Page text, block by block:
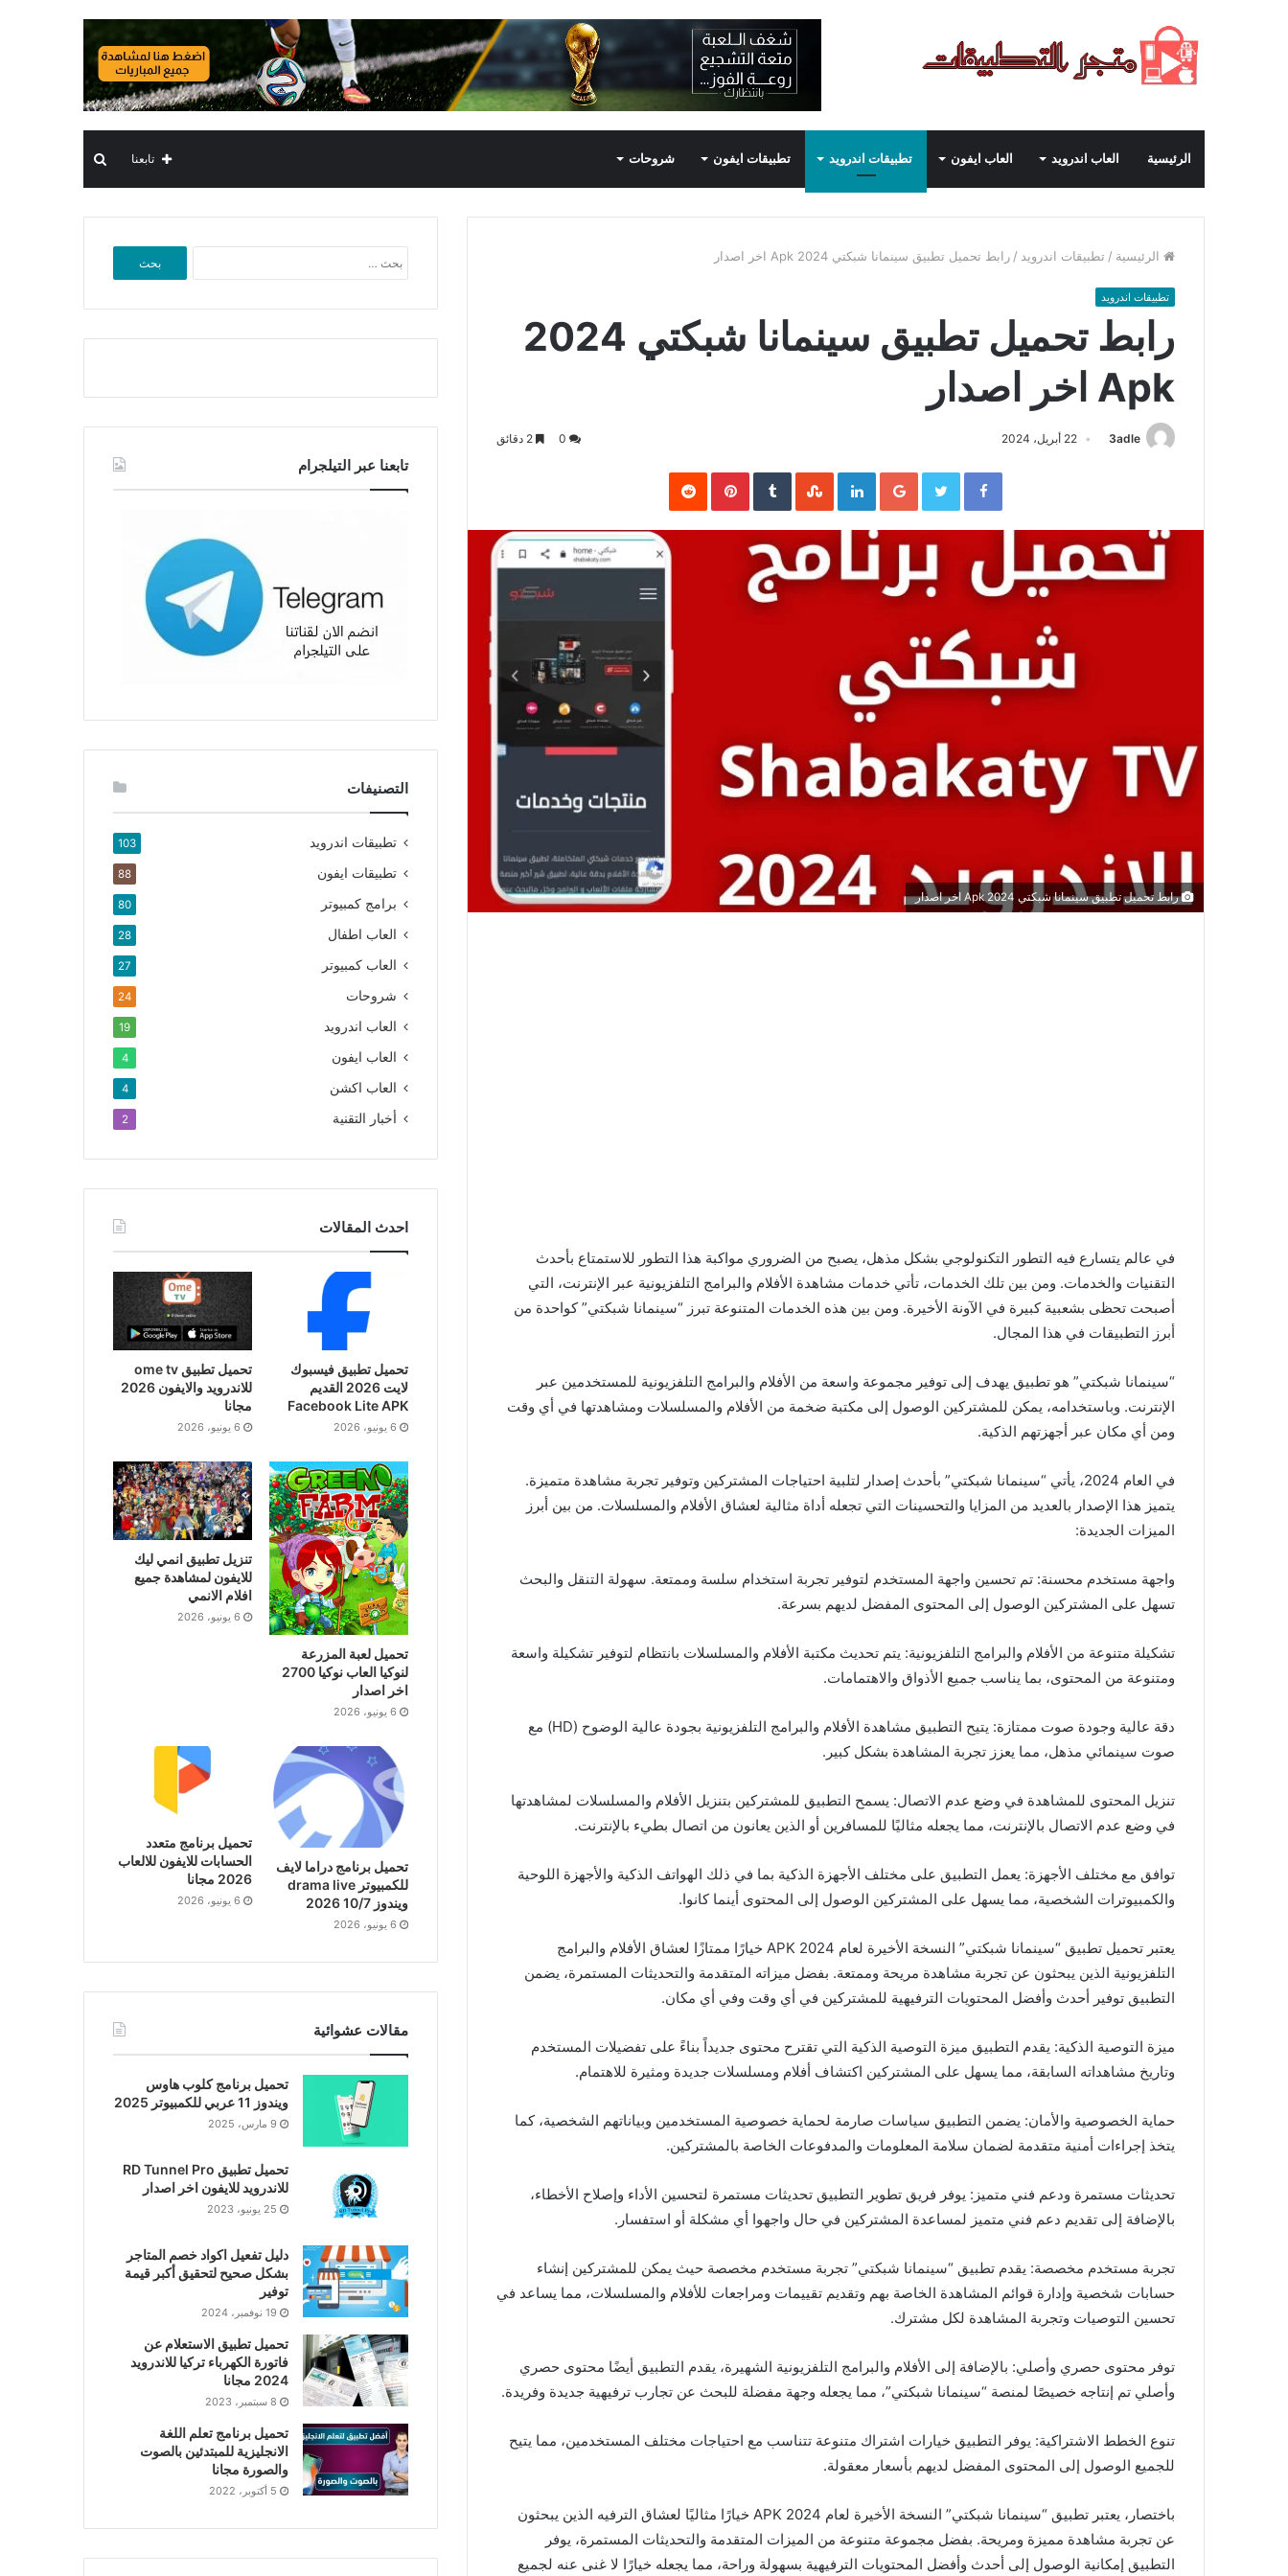
الرئيسية العاب اندرويد العاب ايفون تطبيقات اندرويد تطبيقات ايفون شروحات بحث
عن
تابعنا
الرئيسية / تطبيقات اندرويد / رابط تحميل تطبيق سينمانا شبكتي 2024 Apk اخر اصدار
تطبيقات اندرويد
رابط تحميل تطبيق سينمانا شبكتي 2024
Apk اخر اصدار
3adle 22 أبريل، 2024
Facebook
Twitter
Google+
LinkedIn
Pinterest
رابط تحميل تطبيق سينمانا شبكتي 2024 Apk اخر اصدار
في عالم يتسارع فيه التطور التكنولوجي بشكل مذهل، يصبح من الضروري مواكبة هذا التطور للاستمتاع بأحدث
التقنيات والخدمات. ومن بين تلك الخدمات، تأتي خدمات مشاهدة الأفلام والبرامج التلفزيونية عبر الإنترنت، التي
أصبحت تحظى بشعبية كبيرة في الآونة الأخيرة. ومن بين هذه الخدمات المتنوعة تبرز “سينمانا شبكتي” كواحدة من
أبرز التطبيقات في هذا المجال.
“سينمانا شبكتي” هو تطبيق يهدف إلى توفير مجموعة واسعة من الأفلام والبرامج التلفزيونية للمستخدمين عبر
الإنترنت. وباستخدامه، يمكن للمشتركين الوصول إلى مكتبة ضخمة من الأفلام والمسلسلات ومشاهدتها في أي وقت
ومن أي مكان عبر أجهزتهم الذكية.
في العام 2024، يأتي “سينمانا شبكتي” بأحدث إصدار لتلبية احتياجات المشتركين وتوفير تجربة مشاهدة متميزة.
يتميز هذا الإصدار بالعديد من المزايا والتحسينات التي تجعله أداة مثالية لعشاق الأفلام والمسلسلات. من بين أبرز
الميزات الجديدة:
واجهة مستخدم محسنة: تم تحسين واجهة المستخدم لتوفير تجربة استخدام سلسة وممتعة. سهولة التنقل والبحث
تسهل على المشتركين الوصول إلى المحتوى المفضل لديهم بسرعة.
تشكيلة متنوعة من الأفلام والبرامج التلفزيونية: يتم تحديث مكتبة الأفلام والمسلسلات بانتظام لتوفير تشكيلة واسعة
ومتنوعة من المحتوى، بما يناسب جميع الأذواق والاهتمامات.
دقة عالية وجودة صوت ممتازة: يتيح التطبيق مشاهدة الأفلام والبرامج التلفزيونية بجودة عالية الوضوح (HD) مع
صوت سينمائي مذهل، مما يعزز تجربة المشاهدة بشكل كبير.
تنزيل المحتوى للمشاهدة في وضع عدم الاتصال: يسمح التطبيق للمشتركين بتنزيل الأفلام والمسلسلات لمشاهدتها
في وضع عدم الاتصال بالإنترنت، مما يجعله مثاليًا للمسافرين أو الذين يعانون من اتصال بطيء بالإنترنت.
توافق مع مختلف الأجهزة: يعمل التطبيق على مختلف الأجهزة الذكية بما في ذلك الهواتف الذكية والأجهزة اللوحية
والكمبيوترات الشخصية، مما يسهل على المشتركين الوصول إلى المحتوى أينما كانوا.
يعتبر تحميل تطبيق “سينمانا شبكتي” النسخة الأخيرة لعام 2024 APK خيارًا ممتازًا لعشاق الأفلام والبرامج
التلفزيونية الذين يبحثون عن تجربة مشاهدة مريحة وممتعة. بفضل ميزاته المتقدمة والتحديثات المستمرة، يضمن
التطبيق توفير أحدث وأفضل المحتويات الترفيهية للمشتركين في أي وقت وفي أي مكان.
ميزة التوصية الذكية: يقدم التطبيق ميزة التوصية الذكية التي تقترح محتوى جديداً بناءً على تفضيلات المستخدم
وتاريخ مشاهداته السابقة، مما يسهل على المشتركين اكتشاف أفلام ومسلسلات جديدة ومثيرة للاهتمام.
حماية الخصوصية والأمان: يضمن التطبيق سياسات صارمة لحماية خصوصية المستخدمين وبياناتهم الشخصية، كما
يتخذ إجراءات أمنية متقدمة لضمان سلامة المعلومات والمدفوعات الخاصة بالمشتركين.
تحديثات مستمرة ودعم فني متميز: يوفر فريق تطوير التطبيق تحديثات مستمرة لتحسين الأداء وإصلاح الأخطاء،
بالإضافة إلى تقديم دعم فني متميز لمساعدة المشتركين في حال واجهوا أي مشكلة أو استفسار.
تجربة مستخدم مخصصة: يقدم تطبيق “سينمانا شبكتي” تجربة مستخدم مخصصة حيث يمكن للمشتركين إنشاء
حسابات شخصية وإدارة قوائم المشاهدة الخاصة بهم وتقديم تقييمات ومراجعات للأفلام والمسلسلات، مما يساعد في
تحسين التوصيات وتجربة المشاهدة لكل مشترك.
توفر محتوى حصري وأصلي: بالإضافة إلى الأفلام والبرامج التلفزيونية الشهيرة، يقدم التطبيق أيضًا محتوى حصري
وأصلي تم إنتاجه خصيصًا لمنصة “سينمانا شبكتي”، مما يجعله وجهة مفضلة للبحث عن تجارب ترفيهية جديدة وفريدة.
تنوع الخطط الاشتراكية: يوفر التطبيق خيارات اشتراك متنوعة تتناسب مع احتياجات مختلف المستخدمين، مما يتيح
للجميع الوصول إلى المحتوى المفضل لديهم بأسعار معقولة.
باختصار، يعتبر تطبيق “سينمانا شبكتي” النسخة الأخيرة لعام 2024 APK خيارًا مثاليًا لعشاق الترفيه الذين يبحثون
عن تجربة مشاهدة مميزة ومريحة. بفضل مجموعة متنوعة من الميزات المتقدمة والتحديثات المستمرة، يوفر
التطبيق إمكانية الوصول إلى أحدث وأفضل المحتويات الترفيهية بسهولة وراحة، مما يجعله خيارًا لا غنى عنه لجميع
عن:
تابعنا عبر التيلجرام
التصنيفات
تطبيقات اندرويد 103
تطبيقات ايفون 88
برامج كمبيوتر 80
العاب اطفال 28
العاب كمبيوتر 27
شروحات 24
العاب اندرويد 19
العاب ايفون 4
العاب اكشن 4
أخبار التقنية 2
احدث المقالات
تحميل تطبيق فيسبوك
لايت 2026 القديم
Facebook Lite APK
6 يونيو، 2026
تحميل تطبيق ome tv
للاندرويد والايفون 2026
مجانا
6 يونيو، 2026
تحميل لعبة المزرعة
لنوكيا العاب نوكيا 2700
اخر اصدار
6 يونيو، 2026
تنزيل تطبيق انمي ليك
للايفون لمشاهدة جميع
افلام الانمي
6 يونيو، 2026
تحميل برنامج دراما لايف
للكمبيوتر drama live
ويندوز 10/7 2026
6 يونيو، 2026
تحميل برنامج متعدد
الحسابات للايفون للالعاب
2026 مجانا
6 يونيو، 2026
مقالات عشوائية
تحميل برنامج كلوب هاوس
ويندوز 11 عربي للكمبيوتر 2025
9 مارس، 2025
تحميل تطبيق RD Tunnel Pro
للاندرويد للايفون اخر اصدار
25 يونيو، 2023
دليل تفعيل اكواد خصم المتاجر
بشكل صحيح لتحقيق أكبر قيمة
توفير
19 نوفمبر، 2024
تحميل تطبيق الاستعلام عن
فاتورة الكهرباء تركيا للاندرويد
2024 مجانا
8 سبتمبر، 2023
تحميل برنامج تعلم اللغة
الانجليزية للمبتدئين بالصوت
والصورة مجانا
5 أكتوبر، 2022